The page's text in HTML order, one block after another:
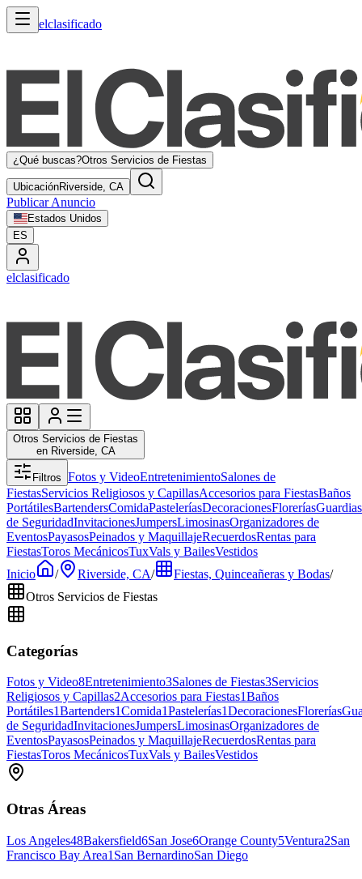
elclasificado
¿Qué buscas?Otros Servicios de Fiestas
UbicaciónRiverside, CA
Publicar Anuncio
Estados Unidos
ES
elclasificado
Otros Servicios de Fiestas
en Riverside, CA
Filtros Fotos y VideoEntretenimientoSalones de
FiestasServicios Religiosos y CapillasAccesorios para FiestasBaños
PortátilesBartendersComidaPasteleríasDecoracionesFloreríasGuardias
de SeguridadInvitacionesJumpersLimosinasOrganizadores de
EventosPayasosPeinados y MaquillajeRecuerdosRentas para
FiestasToros MecánicosTuxVals y BailesVestidos
Inicio
/ Riverside, CA/ Fiestas, Quinceañeras y Bodas/
Otros Servicios de Fiestas
Categorías
Fotos y Video8Entretenimiento3Salones de Fiestas3Servicios
Religiosos y Capillas2Accesorios para Fiestas1Baños
Portátiles1Bartenders1Comida1Pastelerías1DecoracionesFlorerías
de SeguridadInvitacionesJumpersLimosinasOrganizadores de
EventosPayasosPeinados y MaquillajeRecuerdosRentas para
FiestasToros MecánicosTuxVals y BailesVestidos
Otras Áreas
Los Angeles48Bakersfield6San Jose6Orange County5Ventura2San
Francisco Bay Area1 San BernardinoSan Diego